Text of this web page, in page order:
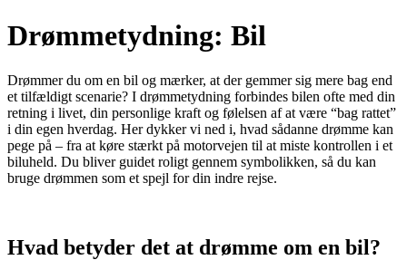
Drømmetydning: Bil
Drømmer du om en bil og mærker, at der gemmer sig mere bag end
et tilfældigt scenarie? I drømmetydning forbindes bilen ofte med din
retning i livet, din personlige kraft og følelsen af at være “bag rattet”
i din egen hverdag. Her dykker vi ned i, hvad sådanne drømme kan
pege på – fra at køre stærkt på motorvejen til at miste kontrollen i et
biluheld. Du bliver guidet roligt gennem symbolikken, så du kan
bruge drømmen som et spejl for din indre rejse.
Hvad betyder det at drømme om en bil?